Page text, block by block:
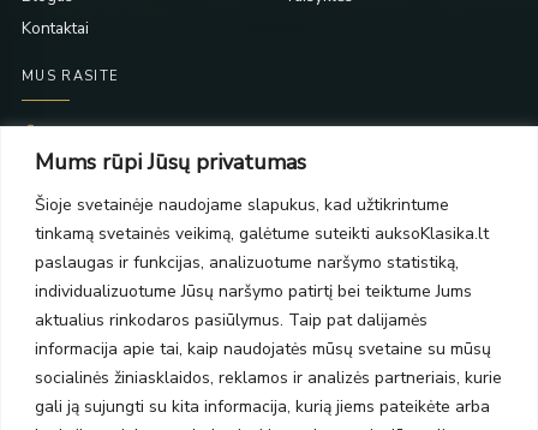
Mums rūpi Jūsų privatumas
Šioje svetainėje naudojame slapukus, kad užtikrintume
tinkamą svetainės veikimą, galėtume suteikti auksoKlasika.lt
paslaugas ir funkcijas, analizuotume naršymo statistiką,
individualizuotume Jūsų naršymo patirtį bei teiktume Jums
aktualius rinkodaros pasiūlymus. Taip pat dalijamės
informacija apie tai, kaip naudojatės mūsų svetaine su mūsų
socialinės žiniasklaidos, reklamos ir analizės partneriais, kurie
gali ją sujungti su kita informacija, kurią jiems pateikėte arba
Kontaktai
MUS RASITE
PC Molas, Klaipėda
PC BIG 2, Klaipėda
Šilutės pl. 35
PC Banginis, Klaipėda
NAUJIENLAIŠKIS
Prenumeruokite ir gaukite pasiūlymus, naujienas bei riboto
leidimo kolekcijas.